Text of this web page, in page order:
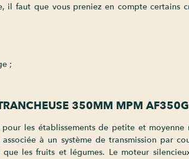
il faut que vous preniez en compte
;
350MM MPM
pour les établissements de petite et
à un système de transmission par
les fruits et légumes. Le moteur